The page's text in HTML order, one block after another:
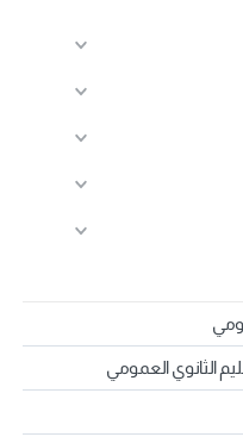
الثانوي العمومي